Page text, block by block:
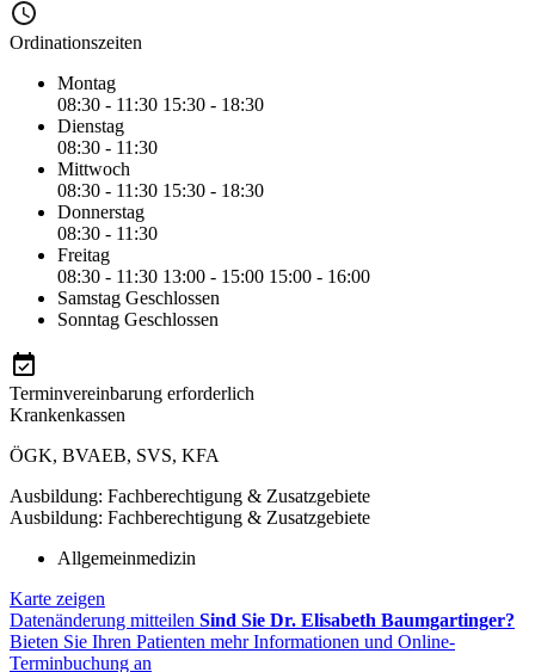
Ordinationszeiten
Montag
08:30 - 11:30 15:30 - 18:30
Dienstag
08:30 - 11:30
Mittwoch
08:30 - 11:30 15:30 - 18:30
Donnerstag
08:30 - 11:30
Freitag
08:30 - 11:30 13:00 - 15:00 15:00 - 16:00
Samstag Geschlossen
Sonntag Geschlossen
Terminvereinbarung erforderlich
Krankenkassen
ÖGK, BVAEB, SVS, KFA
Ausbildung: Fachberechtigung & Zusatzgebiete
Ausbildung: Fachberechtigung & Zusatzgebiete
Allgemeinmedizin
Karte zeigen
Datenänderung mitteilen Sind Sie Dr. Elisabeth Baumgartinger?
Bieten Sie Ihren Patienten mehr Informationen und Online-
Terminbuchung an